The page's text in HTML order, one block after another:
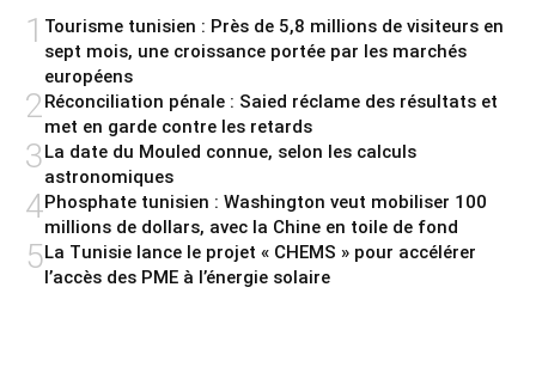
1 Tourisme tunisien : Près de 5,8 millions de visiteurs en
sept mois, une croissance portée par les marchés
européens
2 Réconciliation pénale : Saied réclame des résultats et
met en garde contre les retards
3 La date du Mouled connue, selon les calculs
astronomiques
4Phosphate tunisien : Washington veut mobiliser 100
millions de dollars, avec la Chine en toile de fond
5La Tunisie lance le projet « CHEMS » pour accélérer
l’accès des PME à l’énergie solaire